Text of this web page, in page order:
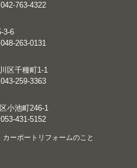
763-4322
3-6
263-0131
区千種町1-1
259-3363
小池町246-1
431-5152
ーポートリフォームのこと